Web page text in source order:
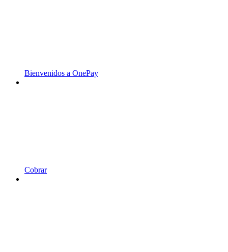
Bienvenidos a OnePay
Cobrar